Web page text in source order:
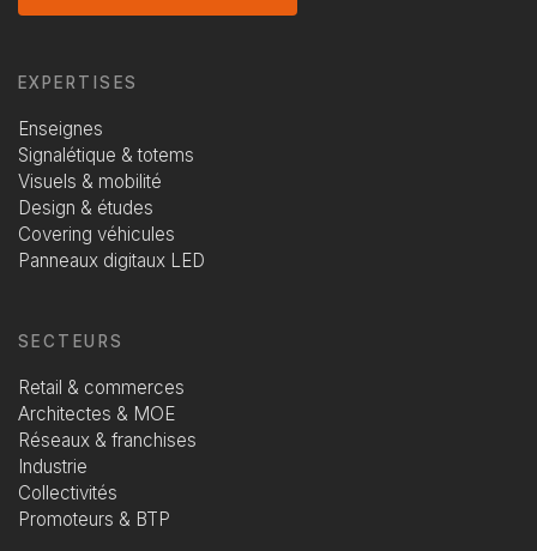
EXPERTISES
Enseignes
Signalétique & totems
Visuels & mobilité
Design & études
Covering véhicules
Panneaux digitaux LED
SECTEURS
Retail & commerces
Architectes & MOE
Réseaux & franchises
Industrie
Collectivités
Promoteurs & BTP